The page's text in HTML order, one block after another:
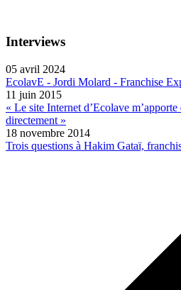
Interviews
05 avril 2024
EcolavE - Jordi Molard - Franchise
11 juin 2015
« Le site Internet d’Ecolave m’apporte
directement »
18 novembre 2014
Trois questions à Hakim Gataï,